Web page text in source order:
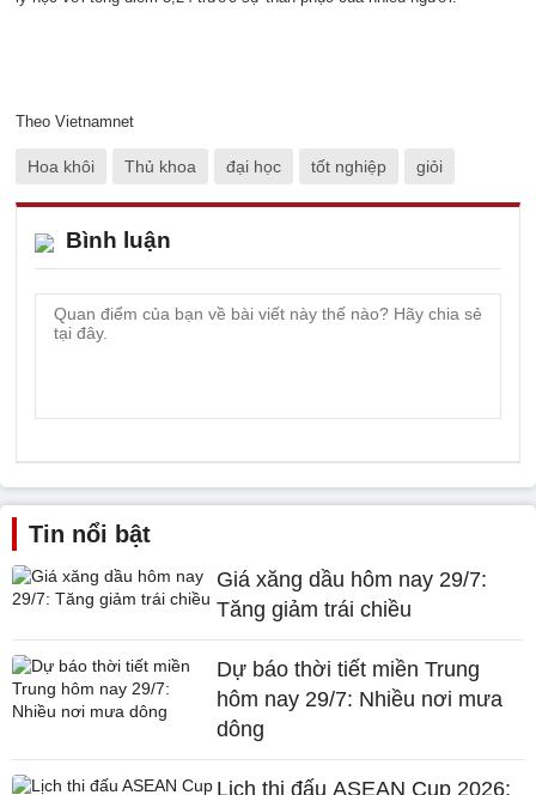
Theo Vietnamnet
Hoa khôi Thủ khoa đại học tốt nghiệp giỏi
Bình luận
Tin nổi bật
Giá xăng dầu hôm nay 29/7:
Tăng giảm trái chiều
Dự báo thời tiết miền Trung
hôm nay 29/7: Nhiều nơi mưa
dông
Lịch thi đấu ASEAN Cup 2026: